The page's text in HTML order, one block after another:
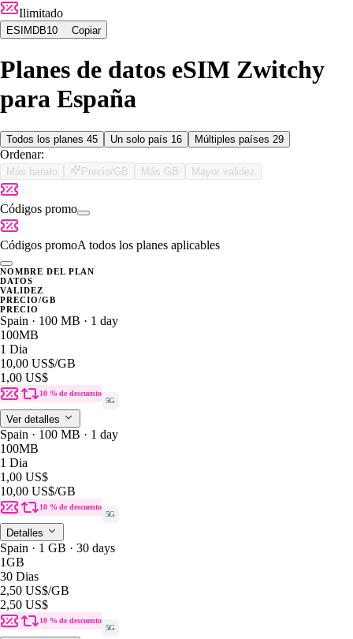
Ilimitado
ESIMDB10 Copiar
Planes de datos eSIM Zwitchy
para España
Todos los planes 45 Un solo país 16 Múltiples países 29
Ordenar:
Más barato Precio/GB Más GB Mayor validez
Códigos promo
Códigos promoA todos los planes aplicables
NOMBRE DEL PLAN
DATOS
VALIDEZ
PRECIO/GB
PRECIO
Spain · 100 MB · 1 day
100MB
1 Dia
10,00 US$/GB
1,00 US$
10 % de descuento
5G
Ver detalles
Spain · 100 MB · 1 day
100MB
1 Dia
1,00 US$
10,00 US$/GB
10 % de descuento
5G
Detalles
Spain · 1 GB · 30 days
1GB
30 Dias
2,50 US$/GB
2,50 US$
10 % de descuento
5G